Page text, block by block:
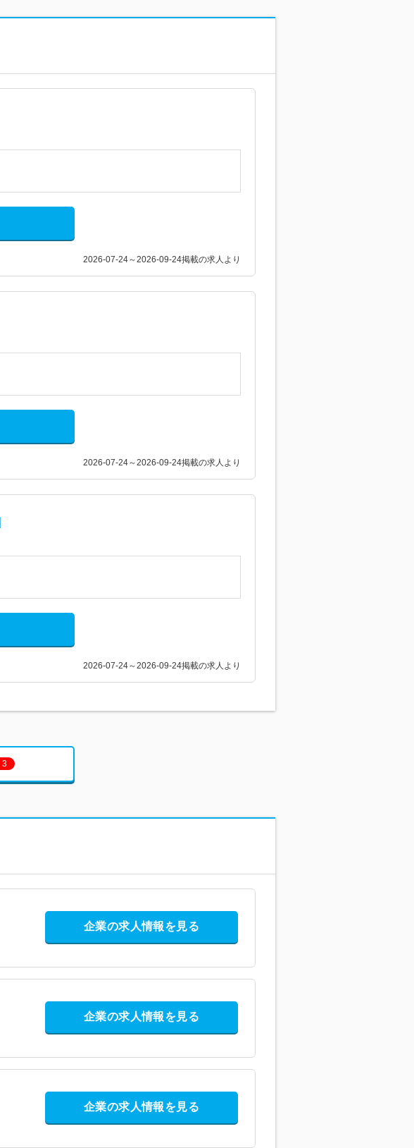
2026-07-24～2026-09-24掲載の求人より
2026-07-24～2026-09-24掲載の求人より
2026-07-24～2026-09-24掲載の求人より
3
企業の求人情報を見る
企業の求人情報を見る
企業の求人情報を見る